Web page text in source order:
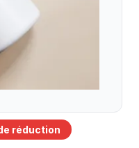
réduction